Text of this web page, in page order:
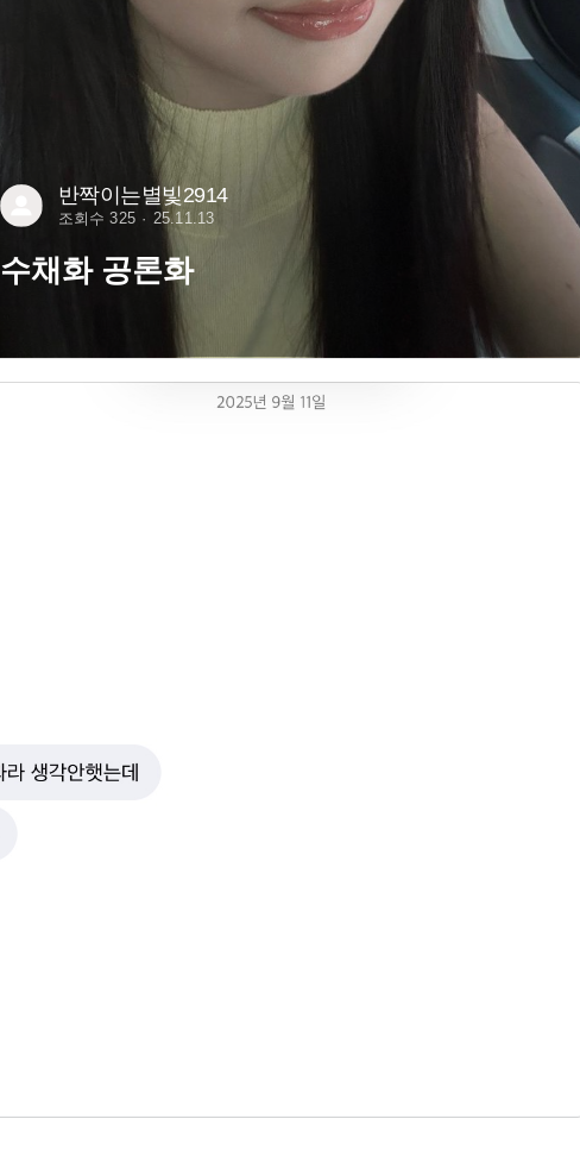
반짝이는별빛2914
조회수 325 25.11.13
수채화 공론화